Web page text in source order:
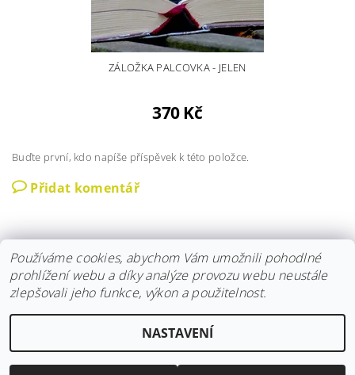
ZÁLOŽKA PALCOVKA - JELEN
370 Kč
Buďte první, kdo napíše příspěvek k této položce.
Přidat komentář
Instagram Fler | Facebook
2026 © Hravokádo, všechna práva vyhrazena
Používáme cookies, abychom Vám umožnili pohodlné
prohlížení webu a díky analýze provozu webu neustále
zlepšovali jeho funkce, výkon a použitelnost.
NASTAVENÍ